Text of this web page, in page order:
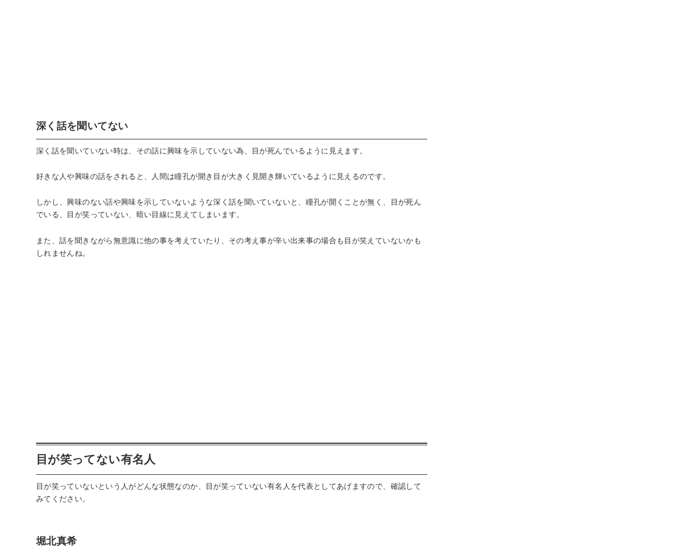
深く話を聞いてない
深く話を聞いていない時は、その話に興味を示していない為、目が死んでいるように見えます。
好きな人や興味の話をされると、人間は瞳孔が開き目が大きく見開き輝いているように見えるのです。
しかし、興味のない話や興味を示していないような深く話を聞いていないと、瞳孔が開くことが無く、目が死ん
でいる、目が笑っていない、暗い目線に見えてしまいます。
また、話を聞きながら無意識に他の事を考えていたり、その考え事が辛い出来事の場合も目が笑えていないかも
しれませんね。
目が笑ってない有名人
目が笑っていないという人がどんな状態なのか、目が笑っていない有名人を代表としてあげますので、確認して
みてください。
堀北真希